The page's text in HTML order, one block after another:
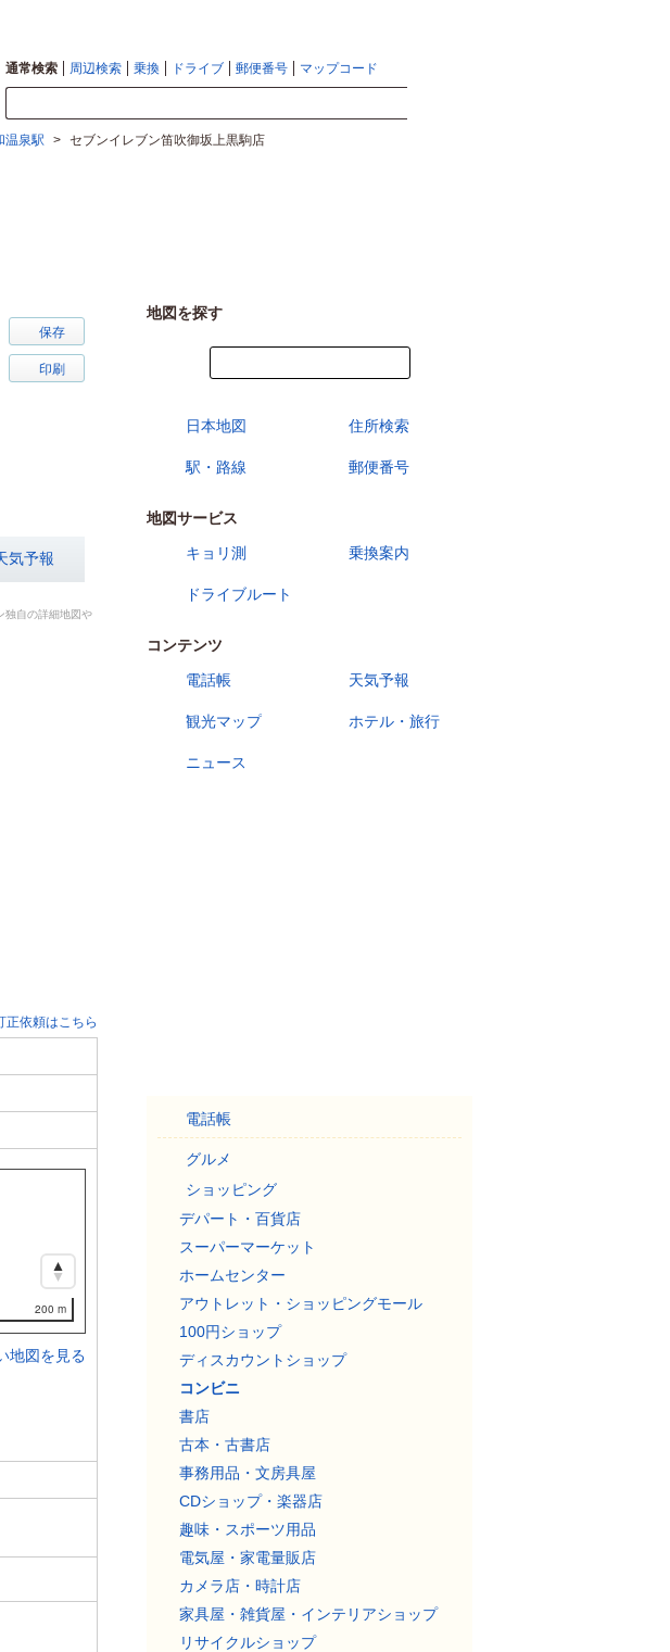
通常検索 周辺検索 乗換 ドライブ 郵便番号 マップコード
温泉駅 > セブンイレブン笛吹御坂上黒駒店
保存
印刷
気予報
独自の詳細地図や
正依頼はこちら
200 m
地図を見る
地図を探す
日本地図 住所検索
駅・路線 郵便番号
地図サービス
キョリ測
乗換案内
ドライブルート
コンテンツ
電話帳
天気予報
観光マップ ホテル・旅行
ニュース
電話帳
グルメ
ショッピング
デパート・百貨店
スーパーマーケット
ホームセンター
アウトレット・ショッピングモール
100円ショップ
ディスカウントショップ
コンビニ
書店
古本・古書店
事務用品・文房具屋
CDショップ・楽器店
趣味・スポーツ用品
電気屋・家電量販店
カメラ店・時計店
家具屋・雑貨屋・インテリアショップ
リサイクルショップ